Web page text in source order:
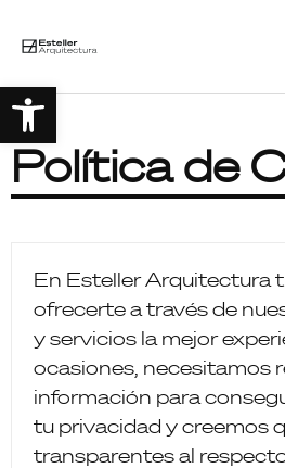
Política de
En Esteller Arquitectura
ofrecerte a través de
y servicios la mejor
ocasiones, necesitamos
información para
tu privacidad y creemos
transparentes al
Abrir barra de